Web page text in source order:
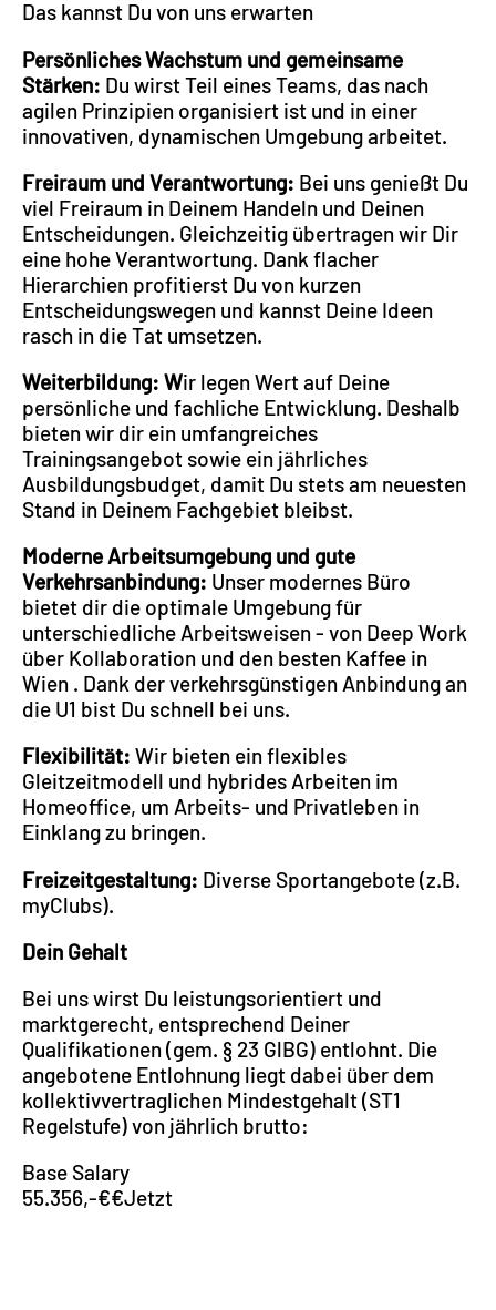
Das kannst Du von uns erwarten
Persönliches Wachstum und gemeinsame
Stärken: Du wirst Teil eines Teams, das nach
agilen Prinzipien organisiert ist und in einer
innovativen, dynamischen Umgebung arbeitet.
Freiraum und Verantwortung: Bei uns genießt Du
viel Freiraum in Deinem Handeln und Deinen
Entscheidungen. Gleichzeitig übertragen wir Dir
eine hohe Verantwortung. Dank flacher
Hierarchien profitierst Du von kurzen
Entscheidungswegen und kannst Deine Ideen
rasch in die Tat umsetzen.
Weiterbildung: Wir legen Wert auf Deine
persönliche und fachliche Entwicklung. Deshalb
bieten wir dir ein umfangreiches
Trainingsangebot sowie ein jährliches
Ausbildungsbudget, damit Du stets am neuesten
Stand in Deinem Fachgebiet bleibst.
Moderne Arbeitsumgebung und gute
Verkehrsanbindung: Unser modernes Büro
bietet dir die optimale Umgebung für
unterschiedliche Arbeitsweisen - von Deep Work
über Kollaboration und den besten Kaffee in
Wien . Dank der verkehrsgünstigen Anbindung an
die U1 bist Du schnell bei uns.
Flexibilität: Wir bieten ein flexibles
Gleitzeitmodell und hybrides Arbeiten im
Homeoffice, um Arbeits- und Privatleben in
Einklang zu bringen.
Freizeitgestaltung: Diverse Sportangebote (z.B.
myClubs).
Dein Gehalt
Bei uns wirst Du leistungsorientiert und
marktgerecht, entsprechend Deiner
Qualifikationen (gem. § 23 GlBG) entlohnt. Die
angebotene Entlohnung liegt dabei über dem
kollektivvertraglichen Mindestgehalt (ST1
Regelstufe) von jährlich brutto:
Base Salary
55.356,-€€Jetzt